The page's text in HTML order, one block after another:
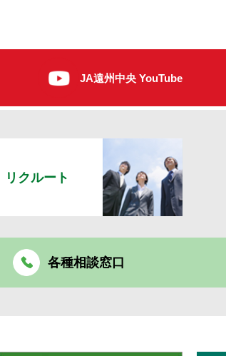
JA遠州中央 YouTube
リクルート
各種相談窓口